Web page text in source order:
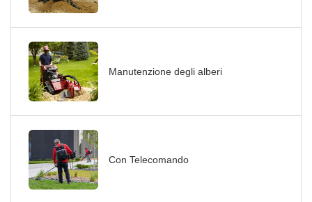
Manutenzione degli alberi
Con Telecomando